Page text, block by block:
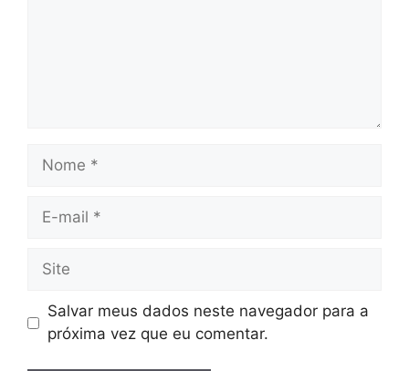
Nome
Site
Salvar meus dados neste navegador para a
próxima vez que eu comentar.